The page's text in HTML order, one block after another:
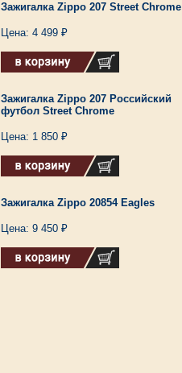
Зажигалка Zippo 207 Street Chrome
Цена: 4 499 ₽
Зажигалка Zippo 207 Российский
футбол Street Chrome
Цена: 1 850 ₽
Зажигалка Zippo 20854 Eagles
Цена: 9 450 ₽